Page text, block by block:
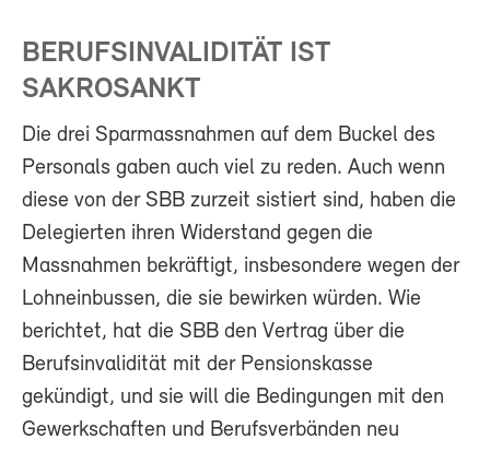
BERUFSINVALIDITÄT IST
SAKROSANKT
Die drei Sparmassnahmen auf dem Buckel des
Personals gaben auch viel zu reden. Auch wenn
diese von der SBB zurzeit sistiert sind, haben die
Delegierten ihren Widerstand gegen die
Massnahmen bekräftigt, insbesondere wegen der
Lohneinbussen, die sie bewirken würden. Wie
berichtet, hat die SBB den Vertrag über die
Berufsinvalidität mit der Pensionskasse
gekündigt, und sie will die Bedingungen mit den
Gewerkschaften und Berufsverbänden neu